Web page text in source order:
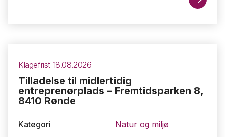
Klagefrist 18.08.2026
Tilladelse til midlertidig
entreprenørplads – Fremtidsparken 8,
8410 Rønde
Kategori
Natur og miljø